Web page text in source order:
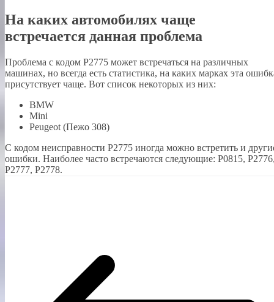
На каких автомобилях чаще
встречается данная проблема
Проблема с кодом P2775 может встречаться на различных
машинах, но всегда есть статистика, на каких марках эта
присутствует чаще. Вот список некоторых из них:
BMW
Mini
Peugeot (Пежо 308)
С кодом неисправности Р2775 иногда можно встретить и
ошибки. Наиболее часто встречаются следующие: P0815,
P2777, P2778.